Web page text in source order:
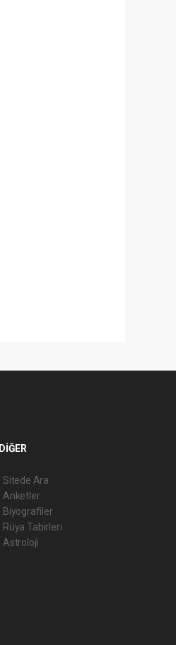
DİĞER
Sitede Ara
Anketler
Biyografiler
Rüya Tabirleri
Astroloji